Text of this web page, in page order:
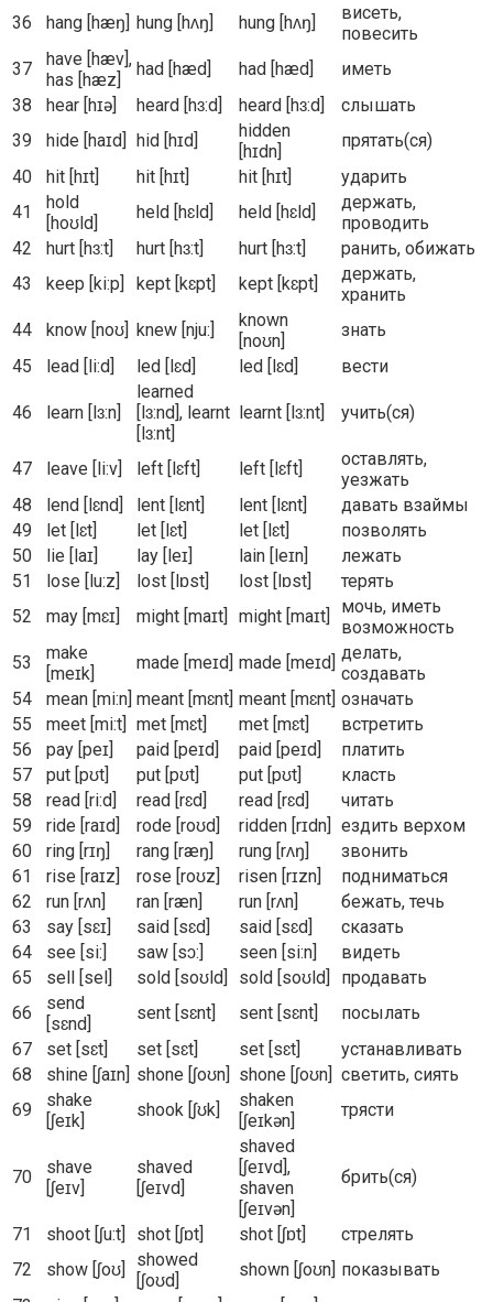
36
hang [hæŋ] hung [hʌŋ] hung [hʌŋ]
висеть,
повесить
37
have [hæv],
has [hæz]
had [hæd] had [hæd]
иметь
38
hear [hɪə] heard [hɜ:d] heard [hɜ:d]
слышать
39
hide [haɪd] hid [hɪd]
hidden
[hɪdn]
прятать(ся)
40
hit [hɪt] hit [hɪt] hit [hɪt]
ударить
41
hold
[hoʊld]
held [hɛld] held [hɛld]
держать,
проводить
42
hurt [hɜ:t] hurt [hɜ:t] hurt [hɜ:t]
ранить, обижать
43
keep [ki:p] kept [kɛpt] kept [kɛpt]
держать,
хранить
44
know [noʊ] knew [nju:]
known
[noʊn]
знать
45
lead [li:d] led [lɛd] led [lɛd] вести
46 learn [lɜ:n]
learned
[lɜ:nd], learnt
[lɜ:nt]
learnt [lɜ:nt] учить(ся)
47 leave [li:v] left [lɛft] left [lɛft]
оставлять,
уезжать
48
lend [lɛnd] lent [lɛnt] lent [lɛnt]
давать взаймы
49
let [lɛt] let [lɛt] let [lɛt]
позволять
50
lie [laɪ] lay [leɪ] lain [leɪn]
лежать
51
lose [lu:z] lost [lɒst] lost [lɒst]
терять
52
may [mɛɪ] might [maɪt] might [maɪt]
мочь, иметь
возможность
53
make
[meɪk]
made [meɪd] made [meɪd] делать,
создавать
54
mean [mi:n] meant [mɛnt] meant [mɛnt] означать
55
meet [mi:t] met [mɛt] met [mɛt]
встретить
56
pay [peɪ] paid [peɪd] paid [peɪd]
платить
57
put [pʊt] put [pʊt] put [pʊt]
класть
58
read [ri:d] read [rɛd] read [rɛd]
читать
59
ride [raɪd] rode [roʊd] ridden [rɪdn] ездить верхом
60
ring [rɪŋ] rang [ræŋ] rung [rʌŋ]
звонить
61
rise [raɪz] rose [roʊz] risen [rɪzn]
подниматься
62
run [rʌn] ran [ræn] run [rʌn]
бежать, течь
63
say [sɛɪ] said [sɛd] said [sɛd]
сказать
64
see [si:] saw [sɔ:] seen [si:n]
видеть
65
sell [sel] sold [soʊld] sold [soʊld]
продавать
66
send
[sɛnd]
sent [sɛnt] sent [sɛnt]
посылать
67
set [sɛt] set [sɛt] set [sɛt]
устанавливать
68
shine [ʃaɪn] shone [ʃoʊn] shone [ʃoʊn] светить, сиять
69
shake
[ʃeɪk]
shook [ʃʊk]
shaken
[ʃeɪkən]
трясти
70
shave
[ʃeɪv]
shaved
[ʃeɪvd]
shaved
[ʃeɪvd],
shaven
[ʃeɪvən]
брить(ся)
71 shoot [ʃu:t] shot [ʃɒt] shot [ʃɒt]
стрелять
72
show [ʃoʊ]
showed
[ʃoʊd]
shown [ʃoʊn] показывать